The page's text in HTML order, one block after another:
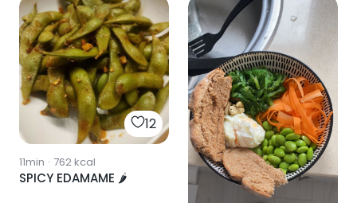
12
11min · 762kcal
SPICY EDAMAME 🌶